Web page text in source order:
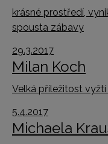
krásné prostředí,
spousta zábavy
29.3.2017
Milan Koch
Velká příležitost
5.4.2017
Michaela